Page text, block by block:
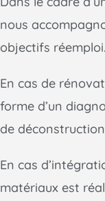
nous
objectifs réemploi.
En cas de
forme d’un
de
En cas
matériaux est